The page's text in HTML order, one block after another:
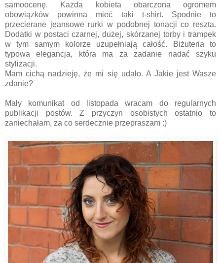
samoocenę. Każda kobieta obarczona ogromem
obowiązków powinna mieć taki t-shirt. Spodnie to
przecierane jeansowe rurki w podobnej tonacji co reszta.
Dodatki w postaci czarnej, dużej, skórzanej torby i trampek
w tym samym kolorze uzupełniają całość. Biżuteria to
typowa elegancja, która ma za zadanie nadać szyku
stylizacji.
Mam cichą nadzieję, że mi się udało. A Jakie jest Wasze
zdanie?
Mały komunikat od listopada wracam do regularnych
publikacji postów. Z przyczyn osobistych ostatnio to
zaniechałam, za co serdecznie przepraszam :)